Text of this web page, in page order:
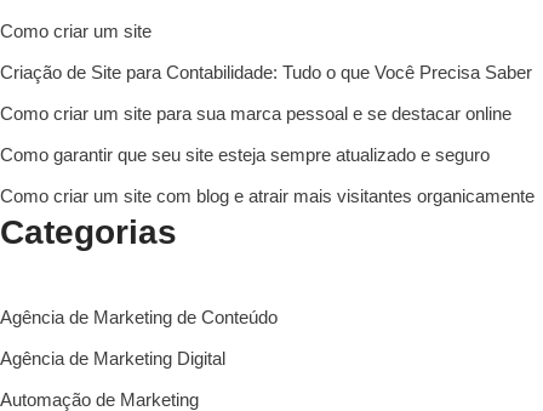
Como criar um site
Criação de Site para Contabilidade: Tudo o que Você Precisa Saber
Como criar um site para sua marca pessoal e se destacar online
Como garantir que seu site esteja sempre atualizado e seguro
Como criar um site com blog e atrair mais visitantes organicamente
Categorias
Agência de Marketing de Conteúdo
Agência de Marketing Digital
Automação de Marketing